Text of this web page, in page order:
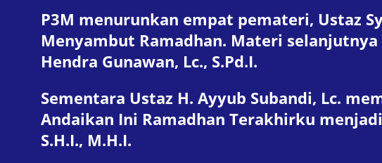
P3M menurunkan empat pemateri, Ustaz
Menyambut Ramadhan. Materi
Hendra Gunawan, Lc., S.Pd.I.
Sementara Ustaz H. Ayyub Subandi, Lc.
Andaikan Ini Ramadhan Terakhirku
S.H.I., M.H.I.